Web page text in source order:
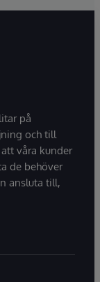
på
och till
våra kunder
de behöver
ansluta till,